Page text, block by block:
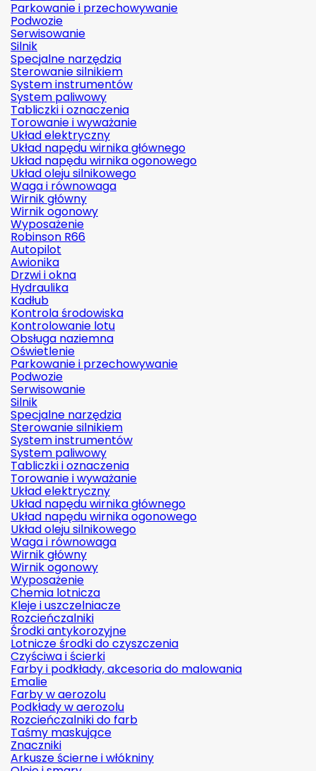
Parkowanie i przechowywanie
Podwozie
Serwisowanie
Silnik
Specjalne narzędzia
Sterowanie silnikiem
System instrumentów
System paliwowy
Tabliczki i oznaczenia
Torowanie i wyważanie
Układ elektryczny
Układ napędu wirnika głównego
Układ napędu wirnika ogonowego
Układ oleju silnikowego
Waga i równowaga
Wirnik główny
Wirnik ogonowy
Wyposażenie
Robinson R66
Autopilot
Awionika
Drzwi i okna
Hydraulika
Kadłub
Kontrola środowiska
Kontrolowanie lotu
Obsługa naziemna
Oświetlenie
Parkowanie i przechowywanie
Podwozie
Serwisowanie
Silnik
Specjalne narzędzia
Sterowanie silnikiem
System instrumentów
System paliwowy
Tabliczki i oznaczenia
Torowanie i wyważanie
Układ elektryczny
Układ napędu wirnika głównego
Układ napędu wirnika ogonowego
Układ oleju silnikowego
Waga i równowaga
Wirnik główny
Wirnik ogonowy
Wyposażenie
Chemia lotnicza
Kleje i uszczelniacze
Rozcieńczalniki
Środki antykorozyjne
Lotnicze środki do czyszczenia
Czyściwa i ścierki
Farby i podkłady, akcesoria do malowania
Emalie
Farby w aerozolu
Podkłady w aerozolu
Rozcieńczalniki do farb
Taśmy maskujące
Znaczniki
Arkusze ścierne i włókniny